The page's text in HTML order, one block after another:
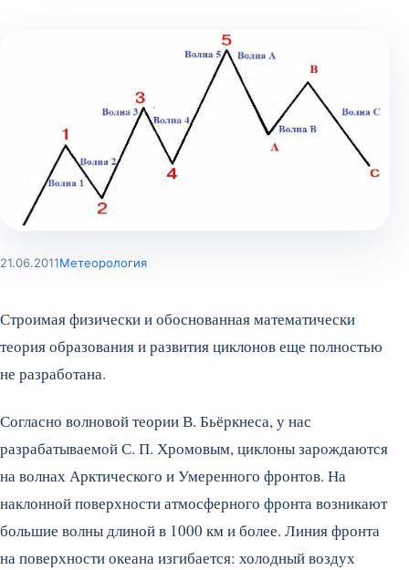
21.06.2011Метеорология
Строимая физически и обоснованная математически
теория образования и развития циклонов еще полностью
не разработана.
Согласно волновой теории В. Бьёркнеса, у нас
разрабатываемой С. П. Хромовым, циклоны зарождаются
на волнах Арктического и Умеренного фронтов. На
наклонной поверхности атмосферного фронта возникают
большие волны длиной в 1000 км и более. Линия фронта
на поверхности океана изгибается: холодный воздух